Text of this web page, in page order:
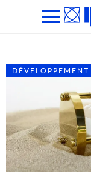
DÉVELOPPEMENT